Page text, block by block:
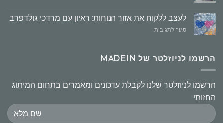
לעצב ללקוח את אזור הנוחות: ראיון עם מרדכי גולדפרב
סגור לתגובותעל
אזור
עם
גולדפרב
הרשמו לניוזלטר של MADEIN
הרשמו לניוזלטר שלנו לקבלת עדכונים ומאמרים בתחום המיתוג
החזותי